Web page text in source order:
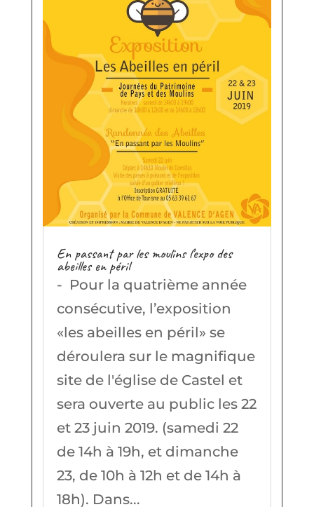
En passant par les moulins l’expo des
abeilles en péril
- Pour la quatrième année
consécutive, l’exposition
«les abeilles en péril» se
déroulera sur le magnifique
site de l'église de Castel et
sera ouverte au public les 22
et 23 juin 2019. (samedi 22
de 14h à 19h, et dimanche
23, de 10h à 12h et de 14h à
18h). Dans...